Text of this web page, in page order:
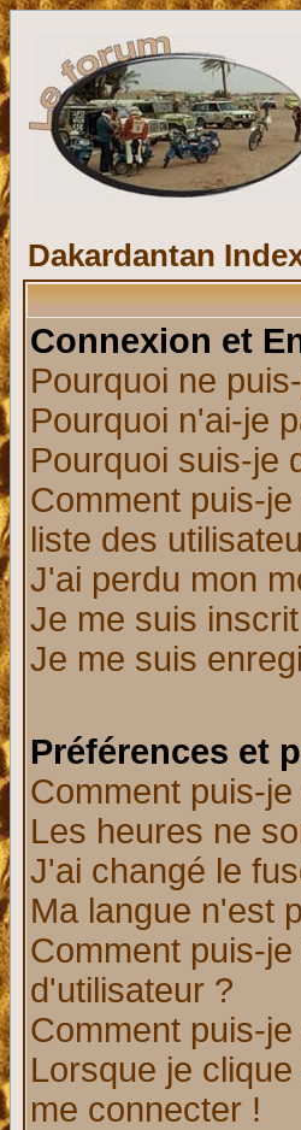
Dakardantan
Connexion et
Pourquoi ne
Pourquoi n'ai-je
Pourquoi suis-je
Comment puis-
liste des
J'ai perdu mon
Je me suis
Je me suis
Préférences et
Comment puis-
Les heures ne
J'ai changé le
Ma langue n'est
Comment puis-
d'utilisateur ?
Comment puis-
Lorsque je
me connecter !